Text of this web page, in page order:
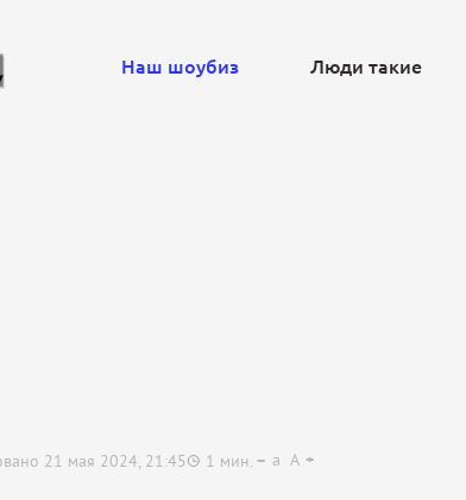
Наш шоубиз Люди такие
21 мая 2024, 21:45 1 мин. a A